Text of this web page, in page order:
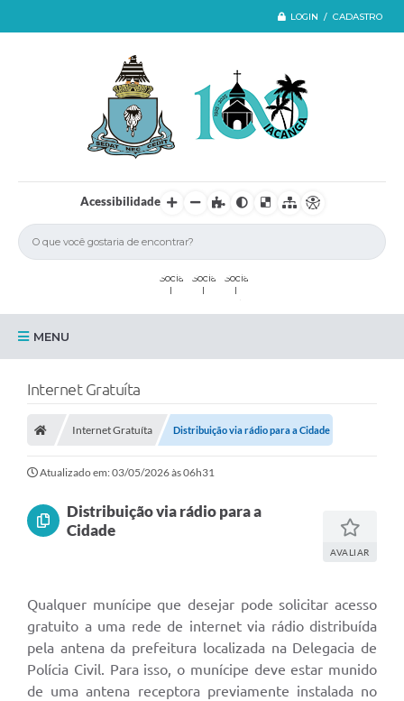
LOGIN / CADASTRO
Acessibilidade
MENU
Editais
Internet Gratuita
Contato
FAQ / Perguntas e Respostas Frequentes
Internet Gratuíta
Internet Gratuíta Distribuição via rádio para a Cidade
Atualizado em: 03/05/2026 às 06h31
Distribuição via rádio para a
Cidade
AVALIAR
Qualquer munícipe que desejar pode solicitar acesso
gratuito a uma rede de internet via rádio distribuída
pela antena da prefeitura localizada na Delegacia de
Polícia Civil. Para isso, o munícipe deve estar munido
de uma antena receptora previamente instalada no